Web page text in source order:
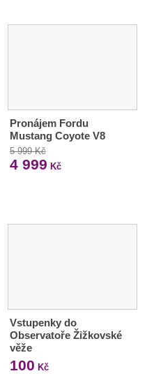
Pronájem Fordu
Mustang Coyote V8
5 999 Kč
4 999 Kč
Vstupenky do
Observatoře Žižkovské
věže
100 Kč